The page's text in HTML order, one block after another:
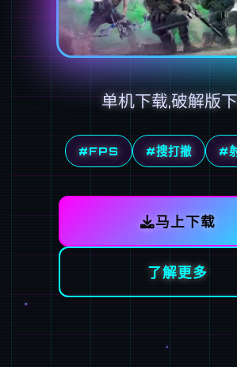
单机下载,破解版
#FPS #搜打撤 #
马上下载
了解更多